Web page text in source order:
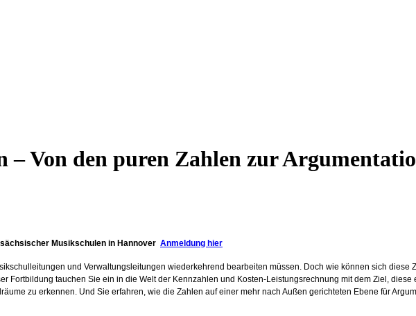
Von den puren Zahlen zur
Musikschulen in Hannover Anmeldung hier
und Verwaltungsleitungen wiederkehrend bearbeiten müssen. Doch wie können sich diese
Fortbildung tauchen Sie ein in die Welt der Kennzahlen und Kosten-Leistungsrechnung mit dem Ziel,
zu erkennen. Und Sie erfahren, wie die Zahlen auf einer mehr nach Außen gerichteten Ebene für